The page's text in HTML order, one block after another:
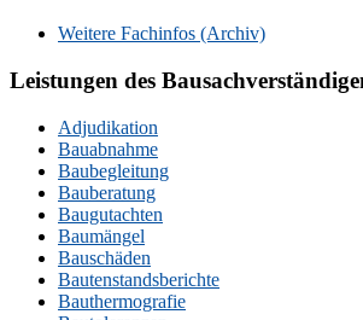
Weitere Fachinfos (Archiv)
Leistungen des
Adjudikation
Bauabnahme
Baubegleitung
Bauberatung
Baugutachten
Baumängel
Bauschäden
Bautenstandsberichte
Bauthermografie